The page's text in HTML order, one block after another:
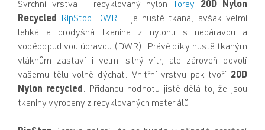
Svrchní vrstva - recyklovaný nylonToray20D Nylon
Recycled RipStop DWR - je hustě tkaná, avšak velmi
lehká a prodyšná tkanina z nylonu s nepáravou a
voděodpudivou úpravou (DWR). Právě díky hustě tkaným
vláknům zastaví i velmi silný vítr, ale zároveň dovolí
vašemu tělu volně dýchat. Vnitřní vrstvu pak tvoří
20D
Nylon recycled. Přidanou hodnotu jistě dělá to, že jsou
tkaniny vyrobeny z recyklovaných materiálů.